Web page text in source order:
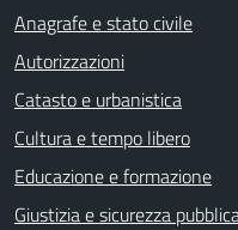
Anagrafe e stato civile
Autorizzazioni
Catasto e urbanistica
Cultura e tempo libero
Educazione e formazione
Giustizia e sicurezza